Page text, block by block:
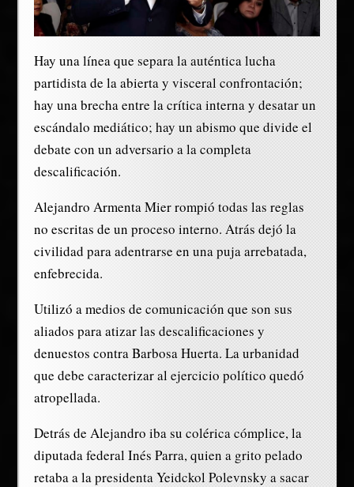
Hay una línea que separa la auténtica lucha
partidista de la abierta y visceral confrontación;
hay una brecha entre la crítica interna y desatar un
escándalo mediático; hay un abismo que divide el
debate con un adversario a la completa
descalificación.
Alejandro Armenta Mier rompió todas las reglas
no escritas de un proceso interno. Atrás dejó la
civilidad para adentrarse en una puja arrebatada,
enfebrecida.
Utilizó a medios de comunicación que son sus
aliados para atizar las descalificaciones y
denuestos contra Barbosa Huerta. La urbanidad
que debe caracterizar al ejercicio político quedó
atropellada.
Detrás de Alejandro iba su colérica cómplice, la
diputada federal Inés Parra, quien a grito pelado
retaba a la presidenta Yeidckol Polevnsky a sacar